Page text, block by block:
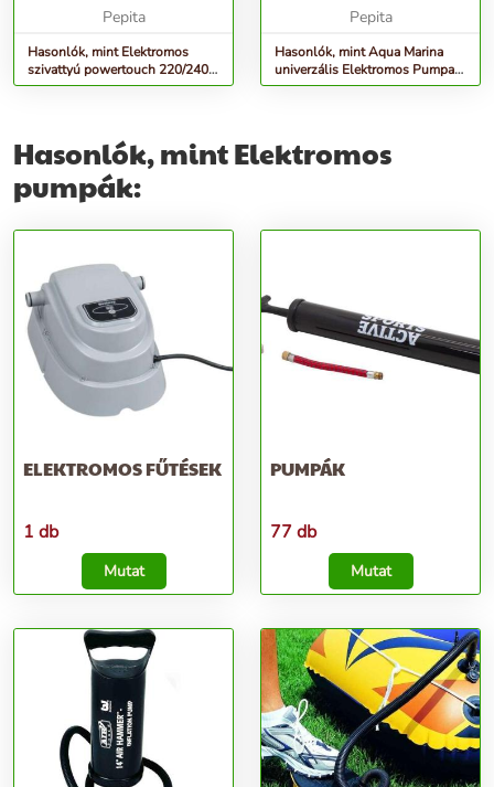
Pepita
Hasonlók, mint Elektromos
szivattyú powertouch 220/240 v
bestway 62252
Pepita
Hasonlók, mint Aqua Marina
univerzális Elektromos Pumpa
12V (16psi)
Hasonlók, mint Elektromos
pumpák:
ELEKTROMOS FŰTÉSEK
1 db
Mutat
PUMPÁK
77 db
Mutat